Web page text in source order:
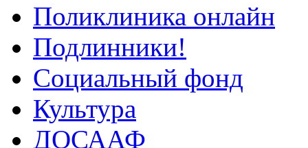
Поликлиника онлайн
Подлинники!
Социальный фонд
Культура
ДОСААФ